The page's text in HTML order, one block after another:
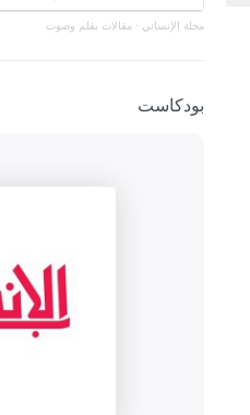
مجلة الإنساني · مقالات بقلم وصوت
بودكاست